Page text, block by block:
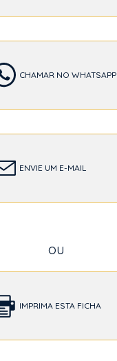
CHAMAR NO WHATSAPP
ENVIE UM E-MAIL
ou
IMPRIMA ESTA FICHA